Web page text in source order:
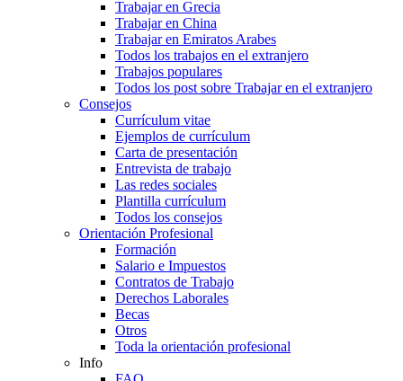
Trabajar en Grecia
Trabajar en China
Trabajar en Emiratos Arabes
Todos los trabajos en el extranjero
Trabajos populares
Todos los post sobre Trabajar en el extranjero
Consejos
Currículum vitae
Ejemplos de currículum
Carta de presentación
Entrevista de trabajo
Las redes sociales
Plantilla currículum
Todos los consejos
Orientación Profesional
Formación
Salario e Impuestos
Contratos de Trabajo
Derechos Laborales
Becas
Otros
Toda la orientación profesional
Info